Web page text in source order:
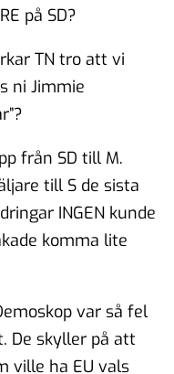
på SD?
TN tro att vi
ni Jimmie
från SD till M.
till S de sista
INGEN kunde
komma lite
var så fel
De skyller på att
ville ha EU vals